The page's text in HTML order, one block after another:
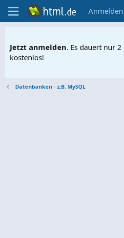
Anmelden
Jetzt anmelden. Es dauert nur
kostenlos!
Datenbanken - z.B. MySQL